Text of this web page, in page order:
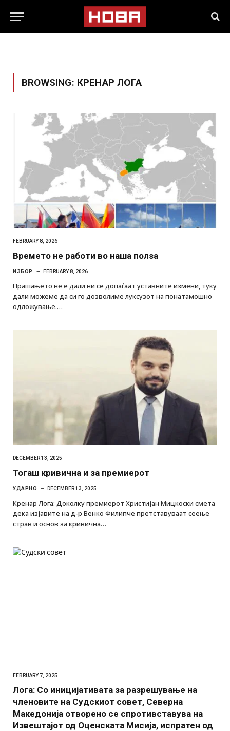
BROWSING: КРЕНАР ЛОГА
FEBRUARY 8, 2026
Времето не работи во наша полза
ИЗБОР FEBRUARY 8, 2026
Прашањето не е дали ни се допаѓаат уставните измени, туку
дали можеме да си го дозволиме луксузот на понатамошно
одложување.…
DECEMBER 13, 2025
Тогаш кривична и за премиерот
УДАРНО DECEMBER 13, 2025
Кренар Лога: Доколку премиерот Христијан Мицкоски смета
дека изјавите на д-р Венко Филипче претставуваат сеење
страв и основ за кривична…
FEBRUARY 7, 2025
Лога: Со иницијативата за разрешување на
членовите на Судскиот совет, Северна
Македонија отворено се спротивставува на
Извештајот од Оценската Мисија, испратен од